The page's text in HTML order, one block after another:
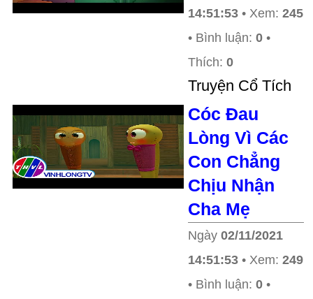
14:51:53 • Xem: 245
• Bình luận: 0 •
Thích: 0
Truyện Cổ Tích
Cóc Đau
Lòng Vì Các
Con Chẳng
Chịu Nhận
Cha Mẹ
Ngày 02/11/2021
14:51:53 • Xem: 249
• Bình luận: 0 •